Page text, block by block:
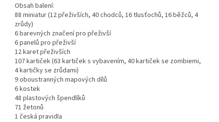
Obsah balení:
88 miniatur (12 přeživších, 40 chodců, 16 tlusťochů, 16 běžců, 4
zrůdy)
6 barevných značení pro přeživší
6 panelů pro přeživší
12 karet přeživších
107 kartiček (63 kartiček s vybavením, 40 kartiček se zombiemi,
4 kartičky se zrůdami)
9 oboustranných mapových dílů
6 kostek
48 plastových špendlíků
71 žetonů
1 česká pravidla